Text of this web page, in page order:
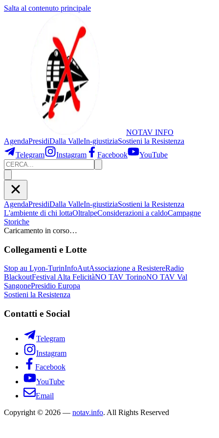
Salta al contenuto principale
NOTAV INFO
AgendaPresidiDalla ValleIn-giustiziaSostieni la Resistenza
Telegram
Instagram Facebook YouTube
AgendaPresidiDalla ValleIn-giustiziaSostieni la Resistenza
L'ambiente di chi lottaOltralpeConsiderazioni a caldoCampagne
Storiche
Caricamento in corso…
Collegamenti e Lotte
Stop au Lyon-TurinInfoAutAssociazione a ResistereRadio
BlackoutFestival Alta FelicitàNO TAV TorinoNO TAV Val
SangonePresidio Europa
Sostieni la Resistenza
Contatti e Social
Telegram
Instagram
Facebook
YouTube
Email
Copyright © 2026 — notav.info. All Rights Reserved